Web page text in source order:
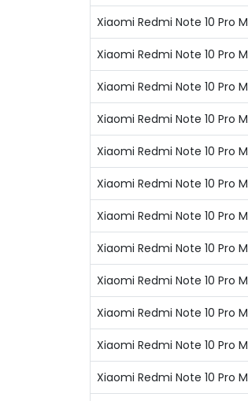
Xiaomi Redmi Note 10 Pro
Xiaomi Redmi Note 10 Pro
Xiaomi Redmi Note 10 Pro
Xiaomi Redmi Note 10 Pro
Xiaomi Redmi Note 10 Pro
Xiaomi Redmi Note 10 Pro
Xiaomi Redmi Note 10 Pro
Xiaomi Redmi Note 10 Pro
Xiaomi Redmi Note 10 Pro
Xiaomi Redmi Note 10 Pro
Xiaomi Redmi Note 10 Pro
Xiaomi Redmi Note 10 Pro